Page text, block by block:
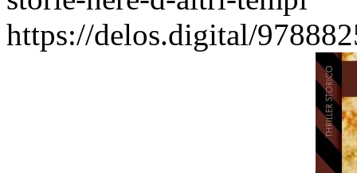
https://delos.digital/